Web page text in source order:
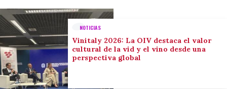
NOTICIAS
Vinitaly 2026: La OIV destaca el valor
cultural de la vid y el vino desde una
perspectiva global